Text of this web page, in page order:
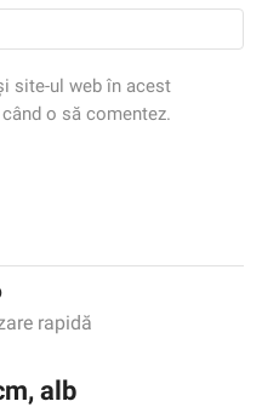
site-ul web în acest
o să comentez.
rapidă
alb